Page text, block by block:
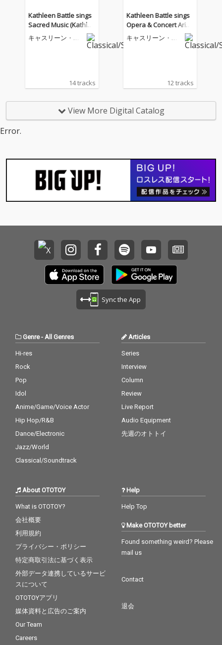
Kathleen Battle sings
Sacred Music (Kathlee
n Battle Edition, Vol. 1
3)
キャスリーン・バ
14 tracks
Kathleen Battle sings
Opera & Concert Arias
(Kathleen Battle Editio
n, Vol. 15)
キャスリーン・バ
12 tracks
View More Digital Catalog
Error.
Sync the App
Genre- All Genres
Hi-res
Rock
Pop
Idol
Anime/Game/Voice Actor
Hip Hop/R&B
Dance/Electronic
Jazz/World
Classical/Soundtrack
Articles
Series
Interview
Column
Review
Live Report
Audio Equipment
先週のオトトイ
About OTOTOY
What is OTOTOY?
会社概要
利用規約
プライバシー・ポリシー
特定商取引法に基づく表示
外部データ連携しているサービ
スについて
OTOTOYアプリ
媒体資料と広告のご案内
Our Team
Careers
Help
Help Top
Make OTOTOY better
Found something weird? Please
mail us
Contact
退会